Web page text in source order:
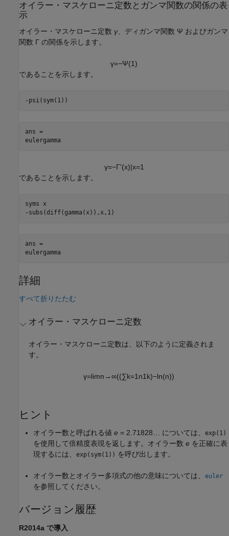
オイラー・マスケローニ定数とガンマ関数の関係の表
示
オイラー・マスケローニ定数 γ、ディガンマ関数 Ψ およびガンマ
関数 Γ の関係を示します。
γ=−Ψ(1)
であることを示します。
-psi(sym(1))
ans =
eulergamma
γ=−Γ'(x)|x=1
であることを示します。
syms x
-subs(diff(gamma(x)),x,1)
ans =
eulergamma
詳細
すべて折りたたむ
オイラー・マスケローニ定数
オイラー・マスケローニ定数は、以下のように定義されま
す。
γ=limn →∞((∑k=1n1k)−ln(n))
ヒント
オイラー数と呼ばれる値 e = 2.71828… については、 exp(1)
を使用して倍精度表現を返します。オイラー数 e を正確に表
現するには、 exp(sym(1)) を呼び出します。
オイラー数とオイラー多項式の他の意味については、 euler
を参照してください。
バージョン履歴
R2014a で導入